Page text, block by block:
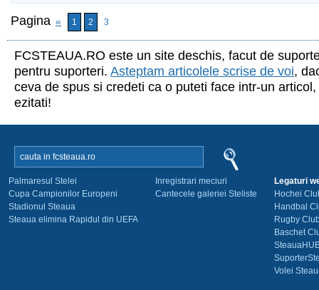
Pagina « 1 2 3
FCSTEAUA.RO este un site deschis, facut de
pentru suporteri. Asteptam articolele scrise de voi,
ceva de spus si credeti ca o puteti face intr-un articol,
ezitati!
Palmaresul Stelei
Cupa Campionilor Europeni
Stadionul Steaua
Steaua elimina Rapidul din UEFA
Inregistrari meciuri
Cantecele galeriei Steliste
Legaturi
Hochei
Handbal
Rugby
Baschet
Volei